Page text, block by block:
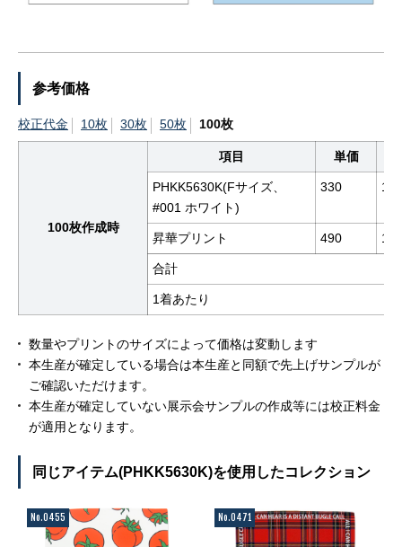
参考価格
校正代金 10枚 30枚 50枚 100枚
100枚作成時
項目 単価
PHKK5630K(Fサイズ、
#001 ホワイト)
330 100
昇華プリント 490 100
合計
1着あたり
数量やプリントのサイズによって価格は変動します
本生産が確定している場合は本生産と同額で先上げサンプルが
ご確認いただけます。
本生産が確定していない展示会サンプルの作成等には校正料金
が適用となります。
同じアイテム(PHKK5630K)を使用したコレクション
No.0455 No.0471